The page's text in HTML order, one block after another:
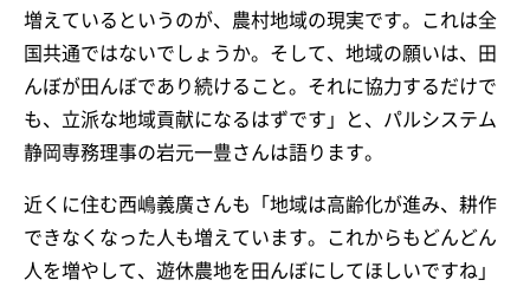
増えているというのが、農村地域の現実です。これは全
国共通ではないでしょうか。そして、地域の願いは、田
んぼが田んぼであり続けること。それに協力するだけで
も、立派な地域貢献になるはずです」と、パルシステム
静岡専務理事の岩元一豊さんは語ります。
近くに住む西嶋義廣さんも「地域は高齢化が進み、耕作
できなくなった人も増えています。これからもどんどん
人を増やして、遊休農地を田んぼにしてほしいですね」